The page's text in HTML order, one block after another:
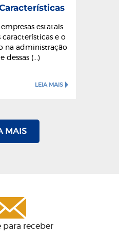
estatais
e o
na administração
dessas (...)
LEIA MAIS
MAIS
para receber